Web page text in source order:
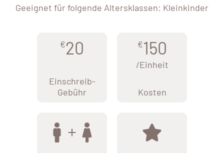
Geeignet für folgende Altersklassen: Kleinkinder
€20
Einschreib-
Gebühr
€150
/Einheit
Kosten